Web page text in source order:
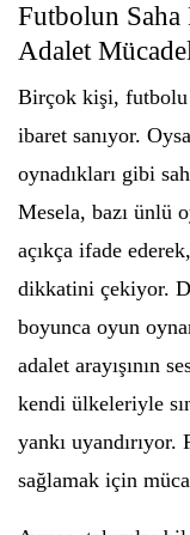
Futbolun Saha
Adalet
Birçok kişi, futbolu
ibaret sanıyor.
oynadıkları gibi
Mesela, bazı ünlü
açıkça ifade
dikkatini çekiyor.
boyunca oyun
adalet arayışının
kendi ülkeleriyle
yankı
sağlamak için